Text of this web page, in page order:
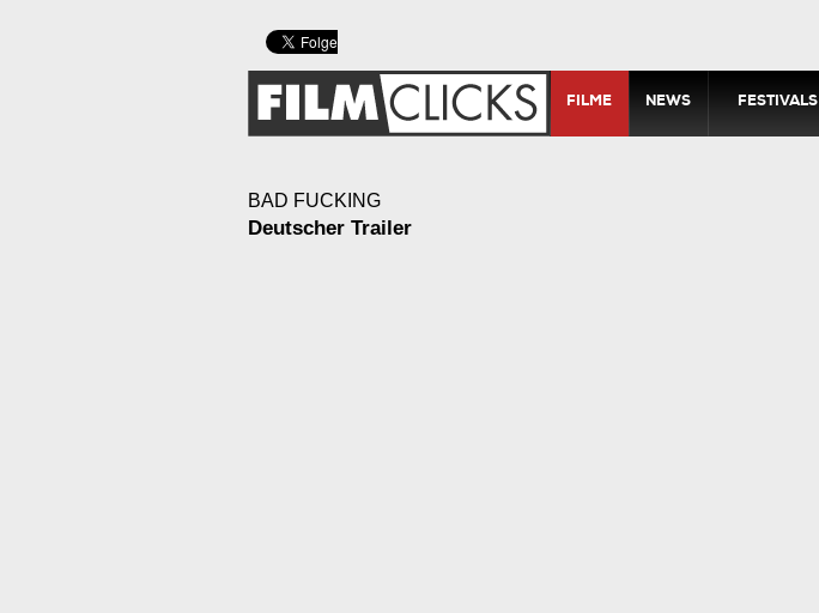
FILME NEWS FESTIVALS
BAD FUCKING
Deutscher Trailer